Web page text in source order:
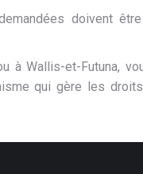
doivent
à Wallis-et-Futuna,
qui gère les